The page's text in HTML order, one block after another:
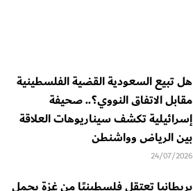
هل تبيع السعودية القضية الفلسطينية
مقابل الاتفاق النووي؟.. صحيفة
إسرائيلية تكشف سيناريوهات العلاقة
بين الرياض وواشنطن
24/07/2026